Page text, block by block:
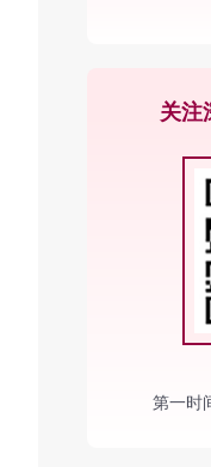
关注
第一时